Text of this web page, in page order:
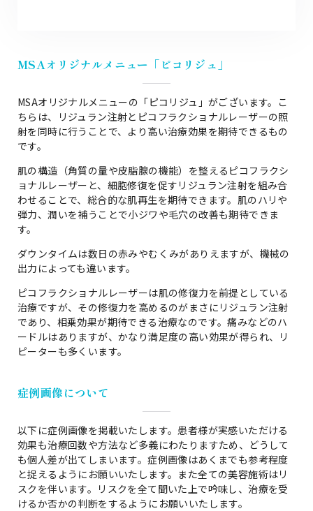
MSAオリジナルメニュー「ピコリジュ」
MSAオリジナルメニューの「ピコリジュ」がございます。こ
ちらは、リジュラン注射とピコフラクショナルレーザーの照
射を同時に行うことで、より高い治療効果を期待できるもの
です。
肌の構造（角質の量や皮脂腺の機能）を整えるピコフラクシ
ョナルレーザーと、細胞修復を促すリジュラン注射を組み合
わせることで、総合的な肌再生を期待できます。肌のハリや
弾力、潤いを補うことで小ジワや毛穴の改善も期待できま
す。
ダウンタイムは数日の赤みやむくみがありえますが、機械の
出力によっても違います。
ピコフラクショナルレーザーは肌の修復力を前提としている
治療ですが、その修復力を高めるのがまさにリジュラン注射
であり、相乗効果が期待できる治療なのです。痛みなどのハ
ードルはありますが、かなり満足度の高い効果が得られ、リ
ピーターも多くいます。
症例画像について
以下に症例画像を掲載いたします。患者様が実感いただける
効果も治療回数や方法など多義にわたりますため、どうして
も個人差が出てしまいます。症例画像はあくまでも参考程度
と捉えるようにお願いいたします。また全ての美容施術はリ
スクを伴います。リスクを全て聞いた上で吟味し、治療を受
けるか否かの判断をするようにお願いいたします。